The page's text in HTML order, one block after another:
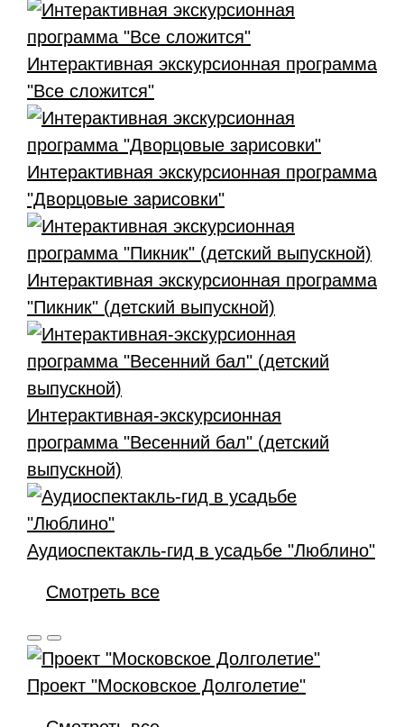
Интерактивная экскурсионная программа
"Все сложится"
Интерактивная экскурсионная программа
"Дворцовые зарисовки"
Интерактивная экскурсионная программа
"Пикник" (детский выпускной)
Интерактивная-экскурсионная
программа "Весенний бал" (детский
выпускной)
Аудиоспектакль-гид в усадьбе "Люблино"
Смотреть все
Проект "Московское Долголетие"